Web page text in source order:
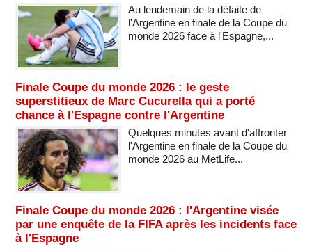
Au lendemain de la défaite de
l'Argentine en finale de la Coupe du
monde 2026 face à l'Espagne,...
Finale Coupe du monde 2026 : le geste
superstitieux de Marc Cucurella qui a porté
chance à l'Espagne contre l'Argentine
Quelques minutes avant d'affronter
l'Argentine en finale de la Coupe du
monde 2026 au MetLife...
Finale Coupe du monde 2026 : l'Argentine visée
par une enquête de la FIFA après les incidents face
à l'Espagne